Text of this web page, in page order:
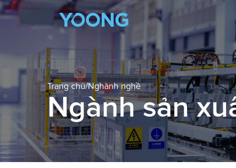
Trang chủ/Nghành nghề
Ngành sản